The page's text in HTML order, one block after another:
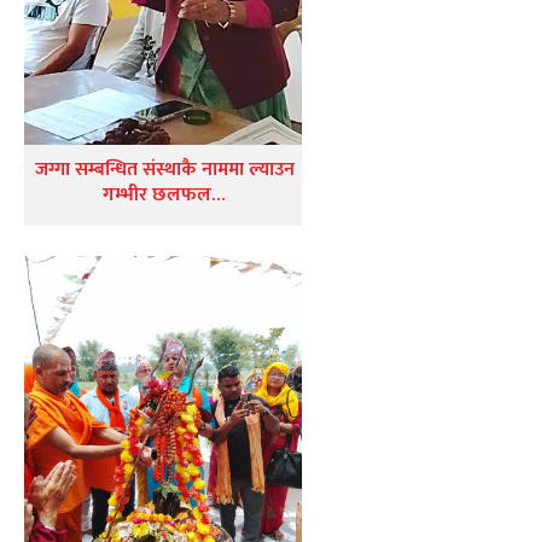
जग्गा सम्बन्धित संस्थाकै नाममा ल्याउन
गम्भीर छलफल…